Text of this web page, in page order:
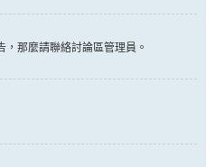
那麼請聯絡討論區管理員。